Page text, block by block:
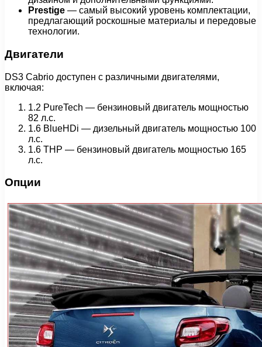
Prestige — самый высокий уровень комплектации,
предлагающий роскошные материалы и передовые
технологии.
Двигатели
DS3 Cabrio доступен с различными двигателями,
включая:
1.2 PureTech — бензиновый двигатель мощностью
82 л.с.
1.6 BlueHDi — дизельный двигатель мощностью 100
л.с.
1.6 THP — бензиновый двигатель мощностью 165
л.с.
Опции